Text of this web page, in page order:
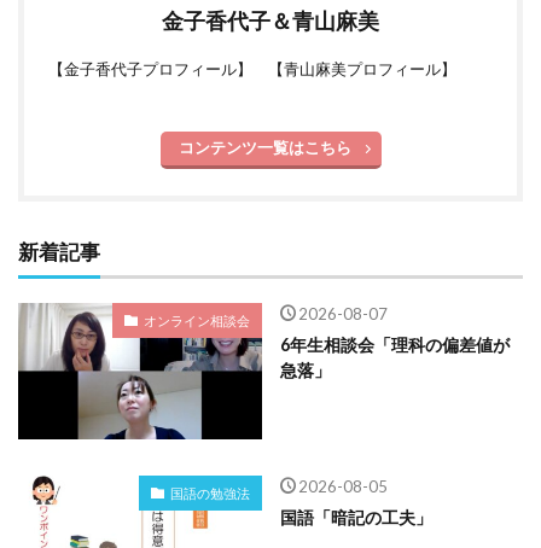
金子香代子＆青山麻美
【金子香代子プロフィール】 【青山麻美プロフィール】
コンテンツ一覧はこちら
新着記事
オンライン相談会 2026-08-07
6年生相談会「理科の偏差値が
急落」
国語の勉強法 2026-08-05
国語「暗記の工夫」